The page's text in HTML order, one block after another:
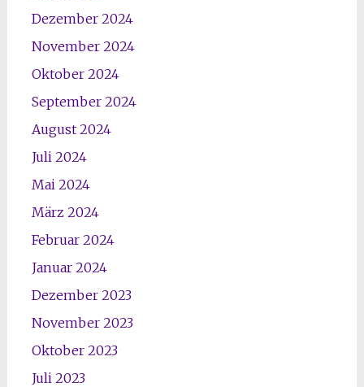
Dezember 2024
November 2024
Oktober 2024
September 2024
August 2024
Juli 2024
Mai 2024
März 2024
Februar 2024
Januar 2024
Dezember 2023
November 2023
Oktober 2023
Juli 2023